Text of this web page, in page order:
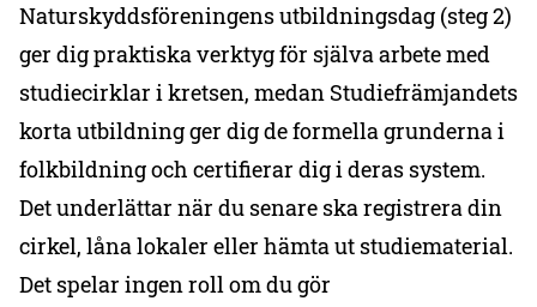
Naturskyddsföreningens utbildningsdag (steg 2)
ger dig praktiska verktyg för själva arbete med
studiecirklar i kretsen, medan Studiefrämjandets
korta utbildning ger dig de formella grunderna i
folkbildning och certifierar dig i deras system.
Det underlättar när du senare ska registrera din
cirkel, låna lokaler eller hämta ut studiematerial.
Det spelar ingen roll om du gör